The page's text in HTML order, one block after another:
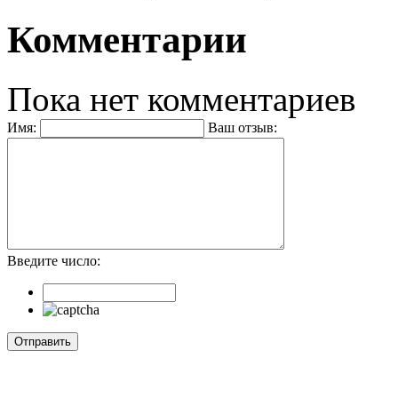
Комментарии
Пока нет комментариев
Имя: Ваш отзыв:
Введите число: